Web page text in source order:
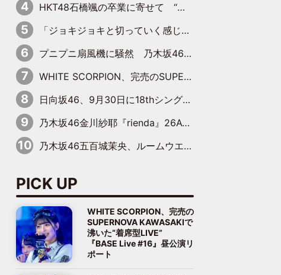
HKT48石橋颯の卒業に寄せて “いぶくる”の絆と後輩・龍頭綺音の決意
「ジョキジョキと切っていく感じ」STU48中村舞、新しい挑戦は自らの手で
プニプニ扇風機に騒然 乃木坂46“これいくら金”延長中は今回もわちゃわちゃ全開
WHITE SCORPION、完売のSUPERNOVA KAWASAKIで沸いた“着席型LIVE” 『BASE Live #16』昼公演リポート
日向坂46、9月30日に18thシングル『イチャイチャ虫』の発売決定！ フォーメーションは『日向坂で会いましょう』にて発表
乃木坂46金川紗耶『rienda』26AW LOOKモデルに就任
乃木坂46五百城茉央、ルームウエアでリラックス「今回のグラビアを見て成長を感じていただけるとうれしい」
PICK UP
WHITE SCORPION、完売の
SUPERNOVA KAWASAKIで
沸いた“着席型LIVE”
『BASE Live #16』昼公演リ
ポート